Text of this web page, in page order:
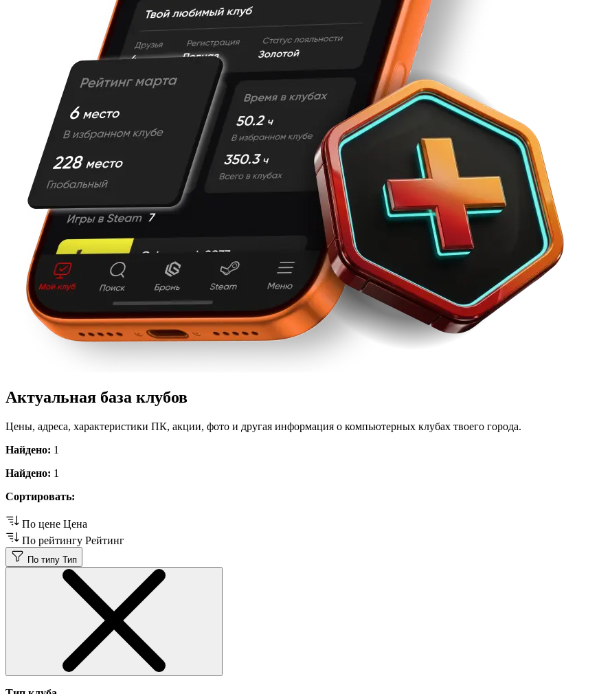
Актуальная база клубов
Цены, адреса, характеристики ПК, акции, фото и другая информация о компьютерных клубах твоего города.
Найдено: 1
Найдено: 1
Сортировать:
По цене Цена
По рейтингу Рейтинг
По типу Тип